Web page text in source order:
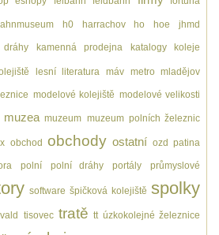
h0 harrachov ho hoe jhmd
dráhy kamenná prodejna katalogy koleje
lesní literatura máv metro mladějov
modelové kolejiště modelové velikosti
muzea muzeum muzeum polních železnic
obchod obchody ostatní ozd patina
polní polní dráhy portály průmyslové
software špičková kolejiště spolky
tisovec tratě tt úzkokolejné železnice